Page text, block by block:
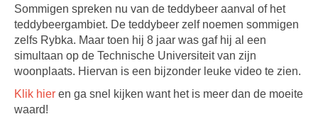
Sommigen spreken nu van de teddybeer aanval of het
teddybeergambiet. De teddybeer zelf noemen sommigen
zelfs Rybka. Maar toen hij 8 jaar was gaf hij al een
simultaan op de Technische Universiteit van zijn
woonplaats. Hiervan is een bijzonder leuke video te zien.
Klik hier en ga snel kijken want het is meer dan de moeite
waard!